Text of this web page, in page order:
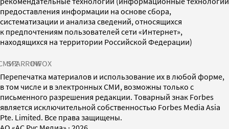
предоставления информации на основе сбора,
систематизации и анализа сведений, относящихся
к предпочтениям пользователей сети «Интернет»,
находящихся на территории Российской Федерации)
SPARROWINFOX
Перепечатка материалов и использование их в любой форме,
в том числе и в электронных СМИ, возможны только с
письменного разрешения редакции. Товарный знак Forbes
является исключительной собственностью Forbes Media Asia
Pte. Limited. Все права защищены.